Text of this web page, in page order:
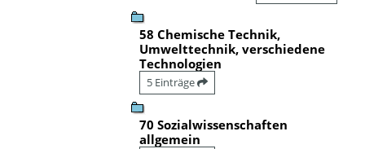
58 Chemische Technik,
Umwelttechnik, verschiedene
Technologien
5 Einträge
70 Sozialwissenschaften
allgemein